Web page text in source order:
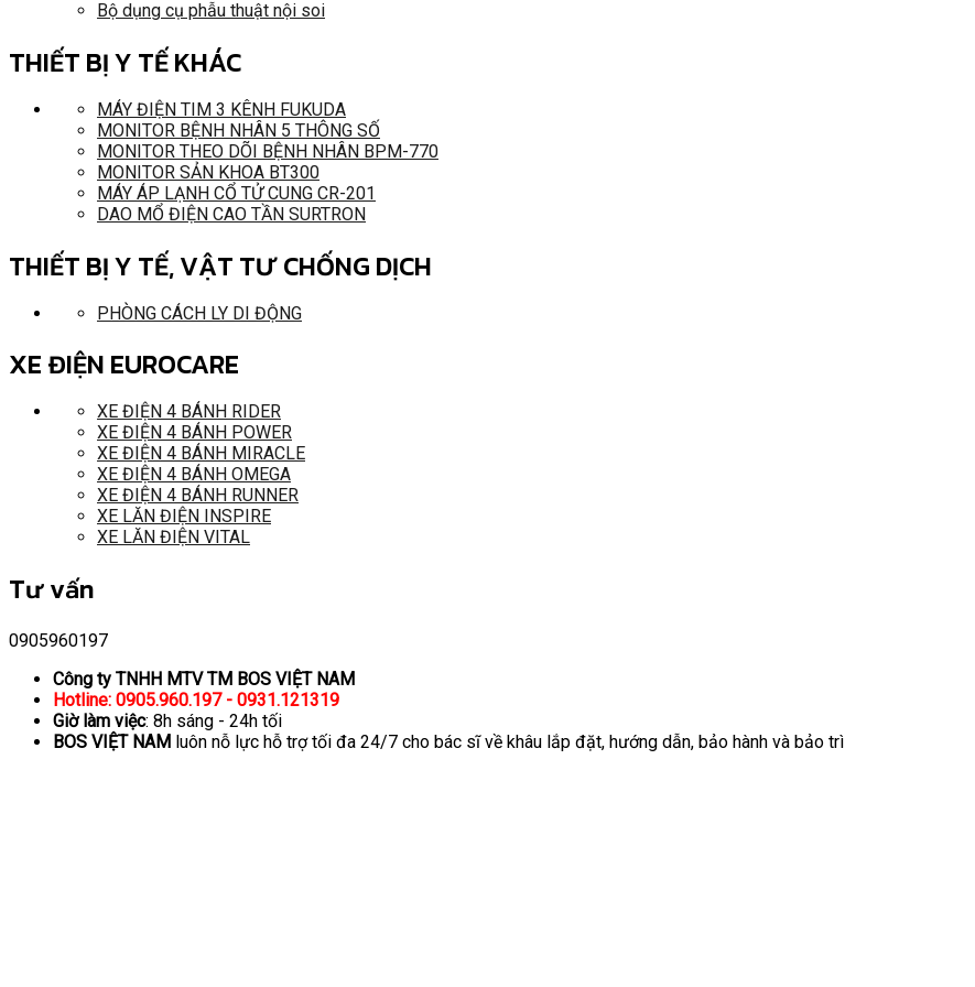
Bộ dụng cụ phẫu thuật nội soi
THIẾT BỊ Y TẾ KHÁC
MÁY ĐIỆN TIM 3 KÊNH FUKUDA
MONITOR BỆNH NHÂN 5 THÔNG SỐ
MONITOR THEO DÕI BỆNH NHÂN BPM-770
MONITOR SẢN KHOA BT300
MÁY ÁP LẠNH CỔ TỬ CUNG CR-201
DAO MỔ ĐIỆN CAO TẦN SURTRON
THIẾT BỊ Y TẾ, VẬT TƯ CHỐNG DỊCH
PHÒNG CÁCH LY DI ĐỘNG
XE ĐIỆN EUROCARE
XE ĐIỆN 4 BÁNH RIDER
XE ĐIỆN 4 BÁNH POWER
XE ĐIỆN 4 BÁNH MIRACLE
XE ĐIỆN 4 BÁNH OMEGA
XE ĐIỆN 4 BÁNH RUNNER
XE LĂN ĐIỆN INSPIRE
XE LĂN ĐIỆN VITAL
Tư vấn
0905960197
Công ty TNHH MTV TM BOS VIỆT NAM
Hotline: 0905.960.197 - 0931.121319
Giờ làm việc: 8h sáng - 24h tối
BOS VIỆT NAM luôn nỗ lực hỗ trợ tối đa 24/7 cho bác sĩ về khâu lắp đặt, hướng dẫn, bảo hành và bảo trì